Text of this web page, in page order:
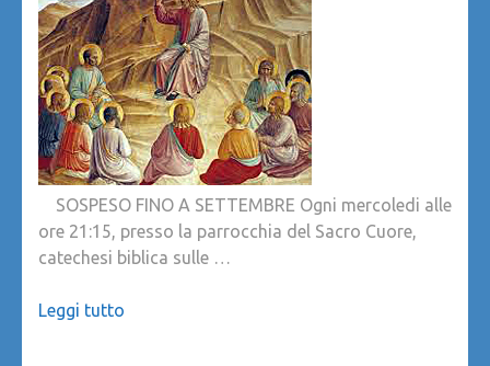
SOSPESO FINO A SETTEMBRE Ogni mercoledi alle
ore 21:15, presso la parrocchia del Sacro Cuore,
catechesi biblica sulle …
Leggi tutto